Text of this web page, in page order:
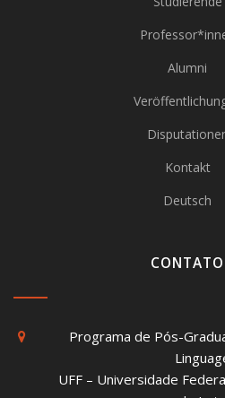
Alumni
Kontakt
Deutsch
CONTATO
Programa de Pós-
UFF – Universidade